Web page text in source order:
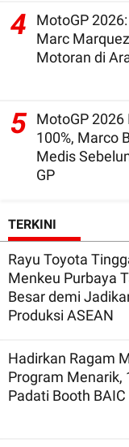
4
MotoGP
Marc
Motoran di
5 MotoGP 2026
100%, Marco
Medis
GP
TERKINI
Rayu Toyota
Menkeu Purbaya
Besar demi
Produksi ASEAN
Hadirkan Ragam
Program Menarik,
Padati Booth